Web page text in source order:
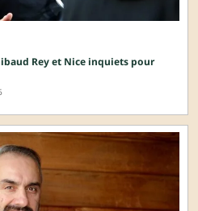
Rey et Nice inquiets pour